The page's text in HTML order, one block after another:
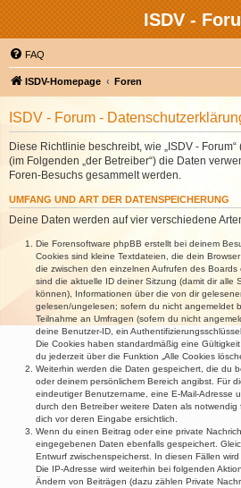
ISDV -
FAQ
ISDV-Homepage Foren
ISDV - Forum -
Diese Richtlinie beschreibt, wie „ISDV - Forum“
(im Folgenden „der Betreiber“) die Daten
Foren-Besuchs gesammelt werden.
UMFANG UND ART DER DATENSPEICHERUNG
Deine Daten werden auf vier verschiedene
Die Forensoftware phpBB erstellt bei deinem
Cookies sind kleine Textdateien, die dein
die zwischen den einzelnen Aufrufen des
sind die aktuelle ID deiner Sitzung (damit dir alle
können), Informationen über die von dir
gelesen/ungelesen; sofern du nicht angemeldet
Teilnahme an Umfragen (sofern du nicht
deine Benutzer-ID, ein
Die Cookies haben standardmäßig eine
du jederzeit über die Funktion „Alle Cookies
Weiterhin werden die Daten gespeichert, die du
oder deinem persönlichem Bereich angibst. Für
eindeutiger Benutzername, eine E-Mail-Adresse
durch den Betreiber weitere Daten als
dich vor deren Eingabe ersichtlich.
Wenn du einen Beitrag oder eine private
eingegebenen Daten ebenfalls gespeichert.
Entwurf zwischenspeicherst. In diesen Fällen
Die IP-Adresse wird weiterhin bei folgenden
Ändern von Beiträgen (dazu zählen Private